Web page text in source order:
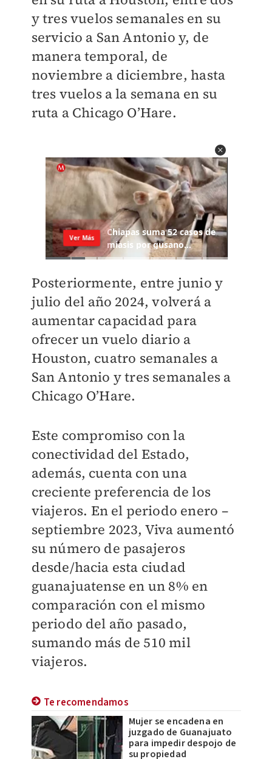
y tres vuelos semanales en su
servicio a San Antonio y, de
manera temporal, de
noviembre a diciembre, hasta
tres vuelos a la semana en su
ruta a Chicago O’Hare.
Posteriormente, entre junio y
julio del año 2024, volverá a
aumentar capacidad para
ofrecer un vuelo diario a
Houston, cuatro semanales a
San Antonio y tres semanales a
Chicago O’Hare.
Este compromiso con la
conectividad del Estado,
además, cuenta con una
creciente preferencia de los
viajeros. En el periodo enero –
septiembre 2023, Viva aumentó
su número de pasajeros
desde/hacia esta ciudad
guanajuatense en un 8% en
comparación con el mismo
periodo del año pasado,
sumando más de 510 mil
viajeros.
Te recomendamos
Mujer se encadena en
juzgado de Guanajuato
para impedir despojo de
su propiedad